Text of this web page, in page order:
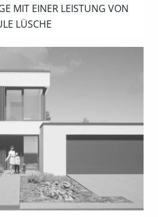
MIT EINER LEISTUNG VON
LÜSCHE